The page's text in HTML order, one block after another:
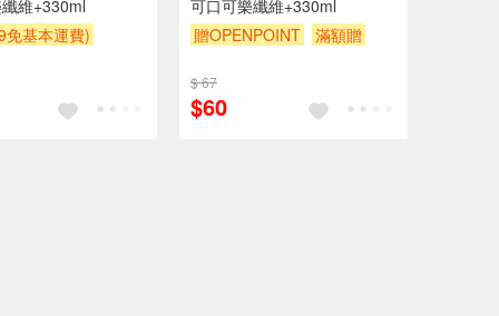
維+330ml
免基本運費)
可口可樂纖維+330ml
贈OPENPOINT
滿額贈
$ 67
$60